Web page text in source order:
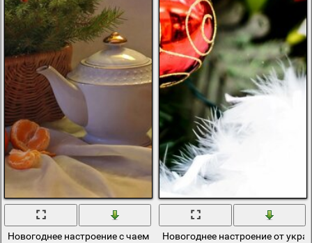
Новогоднее настроение с чаем и мандаринамиНовогоднее настроение от